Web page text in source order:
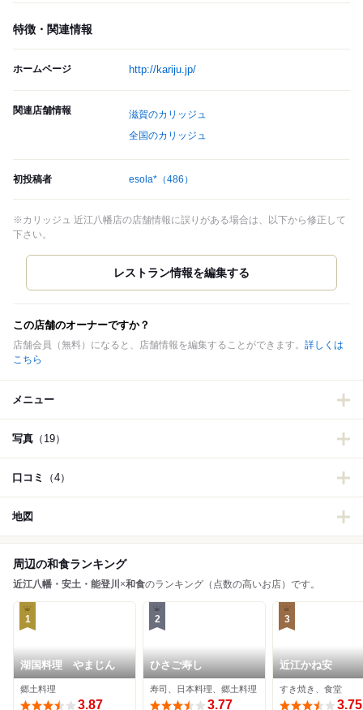
特徴・関連情報
ホームページ http://kariju.jp/
関連店舗情報
滋賀のカリッジュ
全国のカリッジュ
初投稿者 esola* （486）
※カリッジュ 近江八幡店の店舗情報に誤りがある場合は、以下から修正して
下さい。
この店舗のオーナーですか？
店舗会員（無料）になると、店舗情報を編集することができます。 詳しくは
こちら
メニュー
写真 （19）
口コミ （4）
地図
周辺の和食ランキング
近江八幡・安土・能登川 ×和食のランキング（点数の高いお店）です。
1
湖国料理 やまじん
郷土料理
3.87
2
ひさご寿し
寿司、日本料理、郷土料理
3.77
3
近江かね安
すき焼き、食堂
3.75